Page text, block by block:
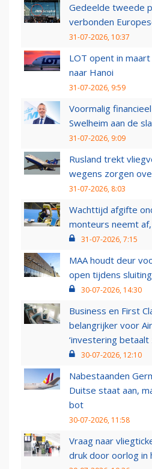
Gedeelde tweede
verbonden
31-07-2026, 10:37
LOT opent in
naar Hanoi
31-07-2026, 9:59
Voormalig
Swelheim aan de
31-07-2026, 9:09
Rusland trekt
wegens zorgen
31-07-2026, 8:03
Wachttijd afgifte
monteurs neemt
31-07-2026, 7:15
MAA houdt deur
open tijdens
30-07-2026, 14:30
Business en First
belangrijker voor
‘investering betaalt
30-07-2026, 12:10
Nabestaanden
Duitse staat aan,
bot
30-07-2026, 11:58
Vraag naar
druk door oorlog in